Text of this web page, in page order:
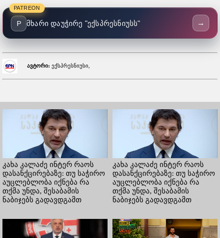
PATREON
P მხარი დაუჭირე "ექსპრესნიუსს" →
ავტორი: ექსპრესნიუსი,
კახა კალაძე ინტერ რაოს
დასანქცირებაზე: თუ საჭირო
აუცლებლობა იქნება რა
თქმა უნდა, შესაბამის
ნაბიჯებს გადავდგამთ
კახა კალაძე ინტერ რაოს
დასანქცირებაზე: თუ საჭირო
აუცლებლობა იქნება რა
თქმა უნდა, შესაბამის
ნაბიჯებს გადავდგამთ